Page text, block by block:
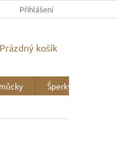
WEBY
Přihlášení
NÁKUPNÍ
Prázdný košík
Šperky